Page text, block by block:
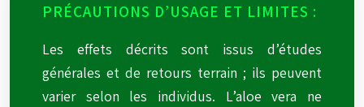
PRÉCAUTIONS D’USAGE ET LIMITES :
Les effets décrits sont issus d’études
générales et de retours terrain ; ils peuvent
varier selon les individus. L’aloe vera ne